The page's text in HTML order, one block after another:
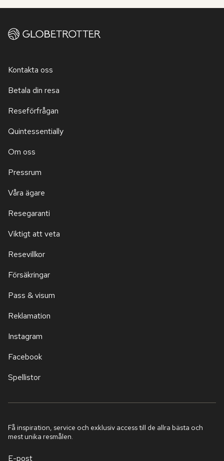
Kontakta oss
Betala din resa
Reseförfrågan
Quintessentially
Om oss
Pressrum
Våra ägare
Resegaranti
Viktigt att veta
Resevillkor
Försäkringar
Pass & visum
Reklamation
Instagram
Facebook
Spellistor
Få inspiration, service och exklusiv access till de allra bästa och
mest unika resmålen.
E-post